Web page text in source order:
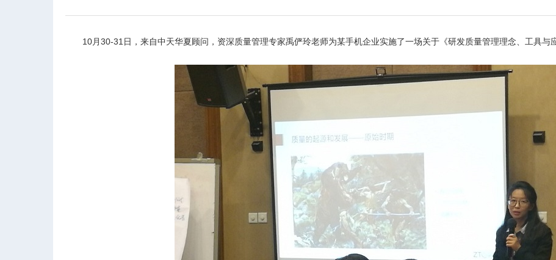
10月30-31日，来自中天华夏顾问，资深质量管理专家禹俨玲老师为某手机企业实施了一场关于《研发质量管理理念、工具与